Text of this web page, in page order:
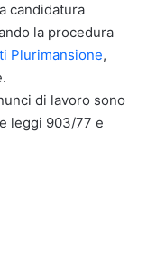
candidatura
la procedura
Plurimansione,
di lavoro sono
leggi 903/77 e